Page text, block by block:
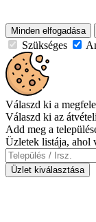
Minden elfogadása
Szükséges
Válaszd ki a
Válaszd ki az
Add meg a
Üzletek listája, ahol
Üzlet kiválasztása